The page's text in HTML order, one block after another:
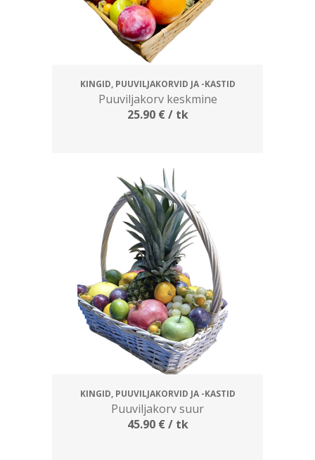
KINGID, PUUVILJAKORVID JA -KASTID
Puuviljakorv keskmine
25.90 €/ tk
KINGID, PUUVILJAKORVID JA -KASTID
Puuviljakorv suur
45.90 €/ tk